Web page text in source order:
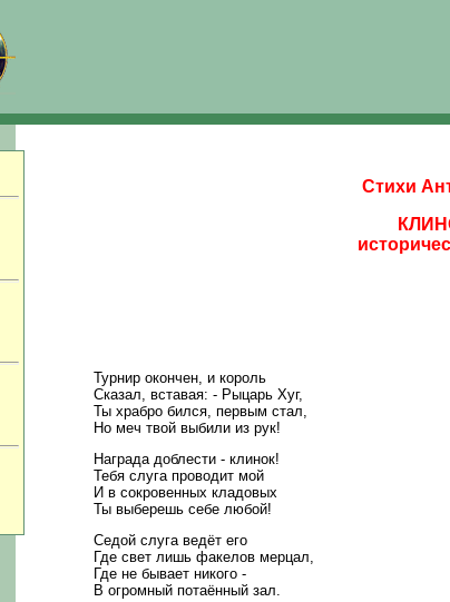
Стихи
Турнир окончен, и король
Сказал, вставая: - Рыцарь Хуг,
Ты храбро бился, первым стал,
Но меч твой выбили из рук!
Награда доблести - клинок!
Тебя слуга проводит мой
И в сокровенных кладовых
Ты выберешь себе любой!
Седой слуга ведёт его
Где свет лишь факелов мерцал,
Где не бывает никого -
В огромный потаённый зал.